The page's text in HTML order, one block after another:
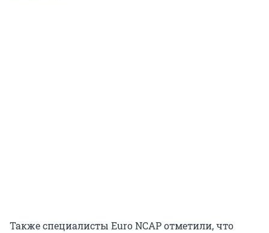
Также специалисты Euro NCAP отметили, что